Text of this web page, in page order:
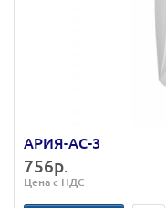
АРИЯ-АС-3
756р.
Цена с НДС